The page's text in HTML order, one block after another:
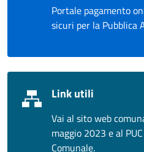
Portale pagamento
sicuri per la Pubblica
Link utili
Vai al sito web
maggio 2023 e al
Comunale.